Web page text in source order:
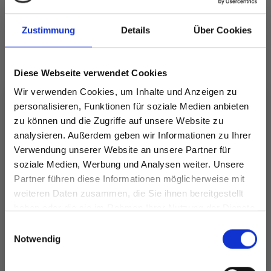
Zustimmung Details Über Cookies
Diese Webseite verwendet Cookies
Wir verwenden Cookies, um Inhalte und Anzeigen zu
personalisieren, Funktionen für soziale Medien anbieten
zu können und die Zugriffe auf unsere Website zu
analysieren. Außerdem geben wir Informationen zu Ihrer
Verwendung unserer Website an unsere Partner für
soziale Medien, Werbung und Analysen weiter. Unsere
Partner führen diese Informationen möglicherweise mit
weiteren Daten zusammen, die Sie ihnen bereitgestellt
Notwendig
239-1 Tip of the Iceberg by
DROPS Design
DROPS 239-1
DROPS Design: Modell cm-146
Garngruppe B + A
-------------------------------------------------------
GRÖSSE:
S - M - L - XL - XXL - XXXL (siehe Maße in der
GARN:
zur Garngruppe B)
Spare bis zu 50%
und erhalte exklusiven Zugang zu